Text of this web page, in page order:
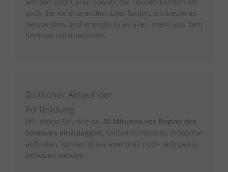
auch die Referierenden. Dies fördert ein besseres
Verständnis und ermöglicht es allen, mehr aus dem
Seminar mitzunehmen.
Zeitlicher Ablauf der
Fortbildung
Wir bitten Sie, sich ca. 30 Minuten vor Beginn des
Seminars einzuloggen, sollten technische Probleme
auftreten, können diese eventuell noch rechtzeitig
behoben werden.